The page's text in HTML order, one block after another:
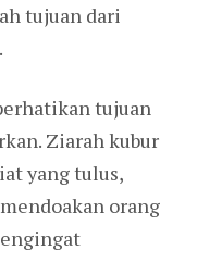
tujuan dari
tujuan
Ziarah kubur
yang tulus,
orang